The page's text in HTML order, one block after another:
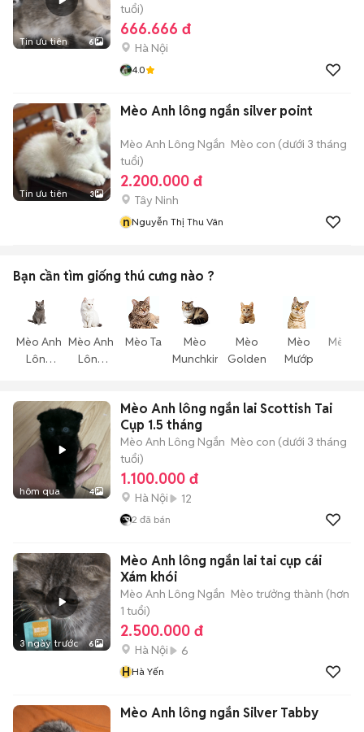
Tin ưu tiên 6
tuổi)
666.666 đ
Hà Nội
4.0
Tin ưu tiên 3
Mèo Anh lông ngắn silver point
Mèo Anh Lông Ngắn Mèo con (dưới 3 tháng
tuổi)
2.200.000 đ
Tây Ninh
nNguyễn Thị Thu Vân
Bạn cần tìm giống thú cưng nào ?
Mèo Anh
Lông
Mèo Anh
Lông
Mèo Ta
Mèo
Munchkin
Mèo
Golden
Mèo
Mướp
Mèo
hôm qua 4
Mèo Anh lông ngắn lai Scottish Tai
Cụp 1.5 tháng
Mèo Anh Lông Ngắn Mèo con (dưới 3 tháng
tuổi)
1.100.000 đ
Hà Nội 12
2 đã bán
3 ngày trước 6
Mèo Anh lông ngắn lai tai cụp cái
Xám khói
Mèo Anh Lông Ngắn Mèo trưởng thành (hơn
1 tuổi)
2.500.000 đ
Hà Nội
6
HHà Yến
Mèo Anh lông ngắn Silver Tabby